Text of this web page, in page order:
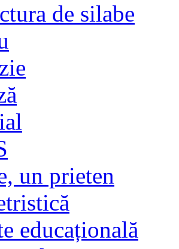
de silabe
un prieten
educațională